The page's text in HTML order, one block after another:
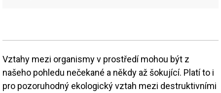
Vztahy mezi organismy v prostředí mohou být z
našeho pohledu nečekané a někdy až šokující. Platí to i
pro pozoruhodný ekologický vztah mezi destruktivními